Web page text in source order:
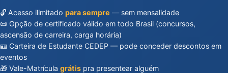
🔓 Acesso ilimitado para sempre — sem mensalidade
📜 Opção de certificado válido em todo Brasil (concursos,
ascensão de carreira, carga horária)
🪪 Carteira de Estudante CEDEP — pode conceder descontos em
eventos
🎁 Vale-Matrícula grátis pra presentear alguém